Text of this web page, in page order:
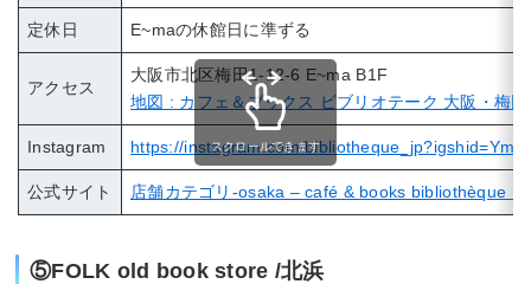
定休日 E~maの休館日に準ずる
アクセス
大阪市北区梅田1-12-6 E~ma B1F
地図 : カフェ＆ブックス ビブリオテーク 大阪・梅
Instagram https://instagram.com/
公式サイト 店舗カテゴリ-osaka – café & books bibliothèque
スクロールできます
⑤FOLK old book store /北浜